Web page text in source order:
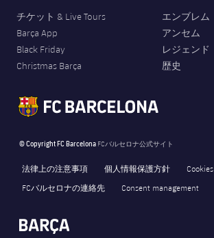
チケット & Live Tours
Barça App
Black Friday
Christmas Barça
エンブレム
アンセム
レジェンド
歴史
© Copyright FC Barcelona FCバルセロナ公式サイト
法律上の注意事項 個人情報保護方針
Cookies
FCバルセロナの連絡先
Consent management